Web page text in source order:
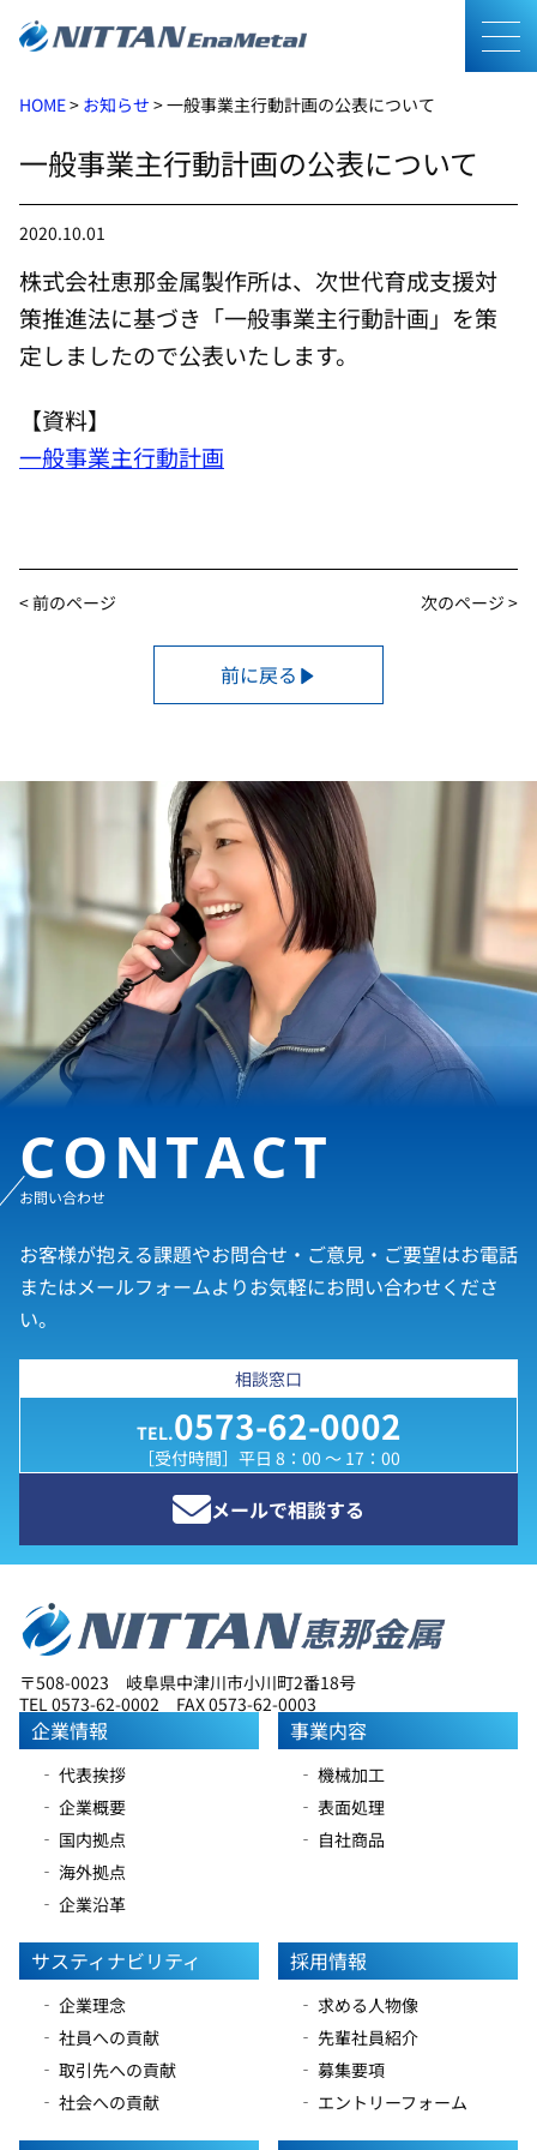
メ
HOME> お知らせ >一般事業主行動計画の公表について
一般事業主行動計画の公表について
2020.10.01
株式会社恵那金属製作所は、次世代育成支援対
策推進法に基づき「一般事業主行動計画」を策
定しましたので公表いたします。
【資料】
一般事業主行動計画
< 前のページ 次のページ >
前に戻る
CONTACT
お問い合わせ
お客様が抱える課題やお問合せ・ご意見・ご要望はお電話
またはメールフォームよりお気軽にお問い合わせくださ
い。
相談窓口
TEL.0573-62-0002
［受付時間］平日 8：00 ～ 17：00
メールで相談する
〒508-0023 岐阜県中津川市小川町2番18号
TEL 0573-62-0002 FAX 0573-62-0003
企業情報
‐ 代表挨拶
‐ 企業概要
‐ 国内拠点
‐ 海外拠点
‐ 企業沿革
事業内容
‐ 機械加工
‐ 表面処理
‐ 自社商品
サスティナビリティ
‐ 企業理念
‐ 社員への貢献
‐ 取引先への貢献
‐ 社会への貢献
採用情報
‐ 求める人物像
‐ 先輩社員紹介
‐ 募集要項
‐ エントリーフォーム